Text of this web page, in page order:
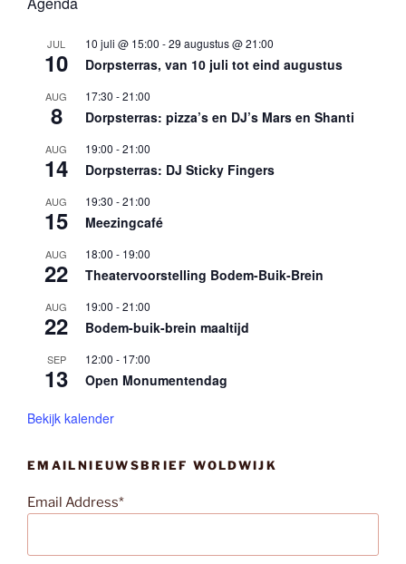
JUL
10
10 juli @ 15:00 -29 augustus @ 21:00
Dorpsterras, van 10 juli tot eind augustus
AUG
8
17:30 -21:00
Dorpsterras: pizza’s en DJ’s Mars en Shanti
AUG
14
19:00 -21:00
Dorpsterras: DJ Sticky Fingers
AUG
15
19:30 -21:00
Meezingcafé
AUG
22
18:00 - 19:00
Theatervoorstelling Bodem-Buik-Brein
AUG
22
19:00 -21:00
Bodem-buik-brein maaltijd
SEP
13
12:00 - 17:00
Open Monumentendag
Bekijk kalender
EMAILNIEUWSBRIEF WOLDWIJK
Email Address*